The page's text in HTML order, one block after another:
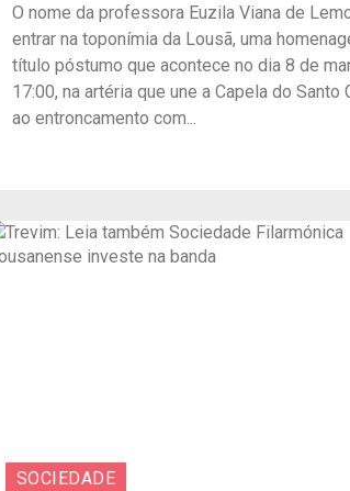
O nome da professora Euzila Viana de
entrar na toponímia da Lousã, uma
título póstumo que acontece no dia 8 de
17:00, na artéria que une a Capela do Santo
ao entroncamento com...
SOCIEDADE